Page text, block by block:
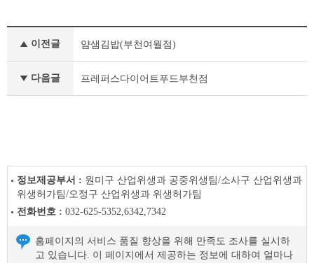
안
이전글 얌샘김밥(부천여월점)
다음글 프레퍼스다이어트푸드부천점
정보제공부서 : 원미구 산업위생과 공중위생팀/소사구 산업위생과
위생허가팀/오정구 산업위생과 위생허가팀
전화번호 : 032-625-5352,6342,7342
홈페이지의 서비스 품질 향상을 위해 만족도 조사를 실시하
고 있습니다. 이 페이지에서 제공하는 정보에 대하여 얼마나